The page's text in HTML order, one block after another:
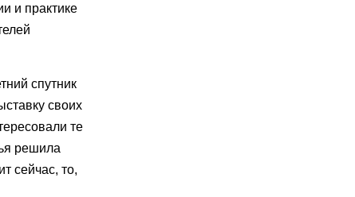
и практике
спутник
своих
те
решила
сейчас, то,